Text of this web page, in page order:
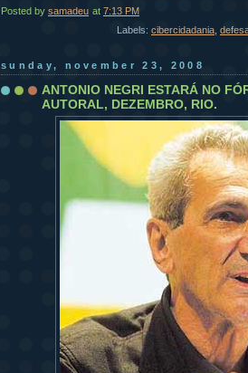
Posted by samadeu at 7:13 PM
Labels: cibercidadania
sunday, november 23, 2008
ANTONIO NEGRI ESTARÁ NO
AUTORAL, DEZEMBRO, RIO.